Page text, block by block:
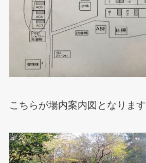
こちらが場内案内図となります